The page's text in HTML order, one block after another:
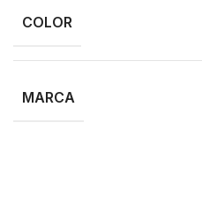
COLOR
MARCA